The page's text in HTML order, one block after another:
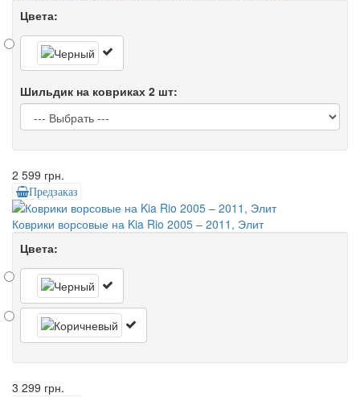
Цвета:
Шильдик на ковриках 2 шт:
2 599 грн.
Предзаказ
Коврики ворсовые на Kia Rio 2005 – 2011, Элит
Цвета:
3 299 грн.